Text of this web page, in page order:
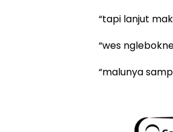
“tapi lanjut
“wes
“malunya